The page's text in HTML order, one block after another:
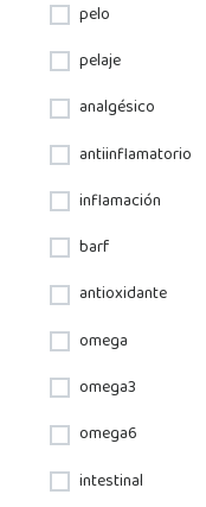
pelo
pelaje
analgésico
antiinflamatorio
inflamación
barf
antioxidante
omega
omega3
omega6
intestinal